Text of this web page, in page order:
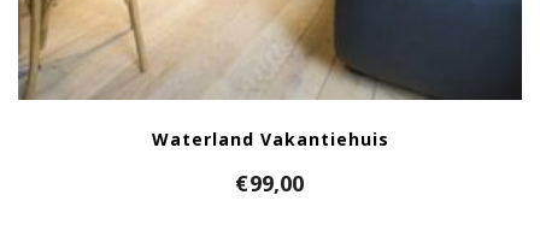
Waterland Vakantiehuis
€99,00